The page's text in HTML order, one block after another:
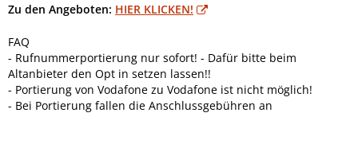
Zu den Angeboten: HIER KLICKEN!
FAQ
- Rufnummerportierung nur sofort! - Dafür bitte beim
Altanbieter den Opt in setzen lassen!!
- Portierung von Vodafone zu Vodafone ist nicht möglich!
- Bei Portierung fallen die Anschlussgebühren an